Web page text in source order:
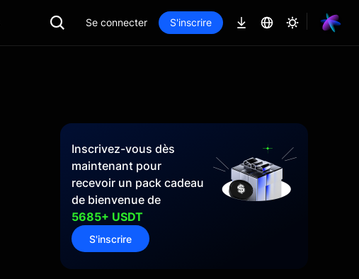
Se connecter S'inscrire
Inscrivez-vous dès
maintenant pour
recevoir un pack cadeau
de bienvenue de
5685+ USDT
S'inscrire